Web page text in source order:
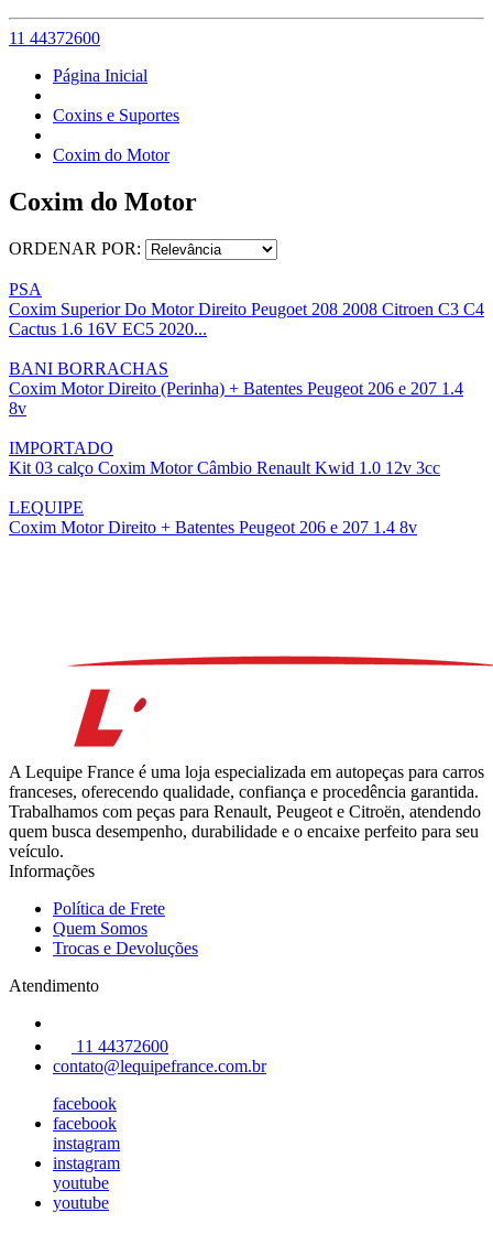
11 44372600
Página Inicial
Coxins e Suportes
Coxim do Motor
Coxim do Motor
ORDENAR POR:
PSA
Coxim Superior Do Motor Direito Peugoet 208 2008 Citroen C3 C4
Cactus 1.6 16V EC5 2020...
BANI BORRACHAS
Coxim Motor Direito (Perinha) + Batentes Peugeot 206 e 207 1.4
8v
IMPORTADO
Kit 03 calço Coxim Motor Câmbio Renault Kwid 1.0 12v 3cc
LEQUIPE
Coxim Motor Direito + Batentes Peugeot 206 e 207 1.4 8v
A Lequipe France é uma loja especializada em autopeças para carros
franceses, oferecendo qualidade, confiança e procedência garantida.
Trabalhamos com peças para Renault, Peugeot e Citroën, atendendo
quem busca desempenho, durabilidade e o encaixe perfeito para seu
veículo.
Informações
Política de Frete
Quem Somos
Trocas e Devoluções
Atendimento
11 44372600
contato@lequipefrance.com.br
facebook
facebook
instagram
instagram
youtube
youtube